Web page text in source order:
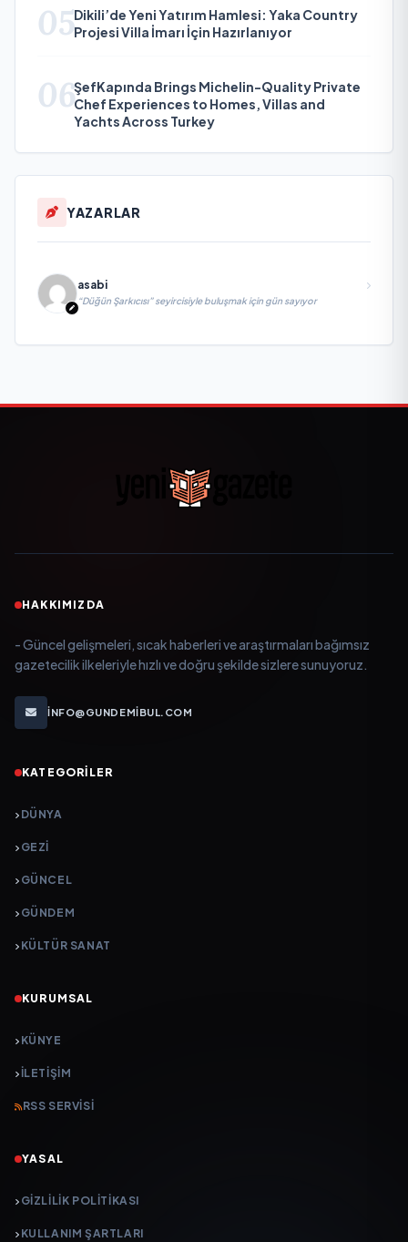
05Dikili’de Yeni Yatırım Hamlesi: Yaka Country
Projesi Villa İmarı İçin Hazırlanıyor
06ŞefKapında Brings Michelin-Quality Private
Chef Experiences to Homes, Villas and
Yachts Across Turkey
YAZARLAR
asabi
“Düğün Şarkıcısı” seyircisiyle buluşmak için gün sayıyor
HAKKIMIZDA
- Güncel gelişmeleri, sıcak haberleri ve araştırmaları bağımsız
gazetecilik ilkeleriyle hızlı ve doğru şekilde sizlere sunuyoruz.
INFO@GUNDEMIBUL.COM
KATEGORILER
DÜNYA
GEZI
GÜNCEL
GÜNDEM
KÜLTÜR SANAT
KURUMSAL
KÜNYE
İLETIŞIM
RSS SERVISI
YASAL
GIZLILIK POLITIKASI
KULLANIM ŞARTLARI